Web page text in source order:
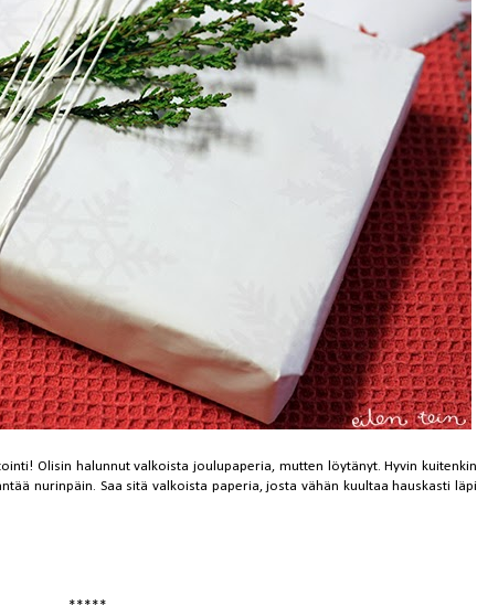
Olisin halunnut valkoista joulupaperia, mutten löytänyt. Hyvin kuitenkin
nurinpäin. Saa sitä valkoista paperia, josta vähän kuultaa hauskasti läpi
*****